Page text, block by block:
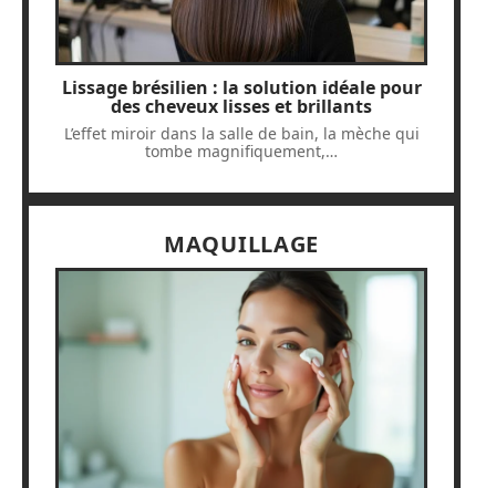
Lissage brésilien : la solution idéale pour
des cheveux lisses et brillants
L’effet miroir dans la salle de bain, la mèche qui
tombe magnifiquement,…
MAQUILLAGE